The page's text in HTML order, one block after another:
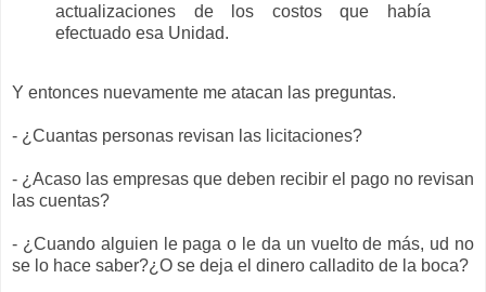
actualizaciones de los costos que había
efectuado esa Unidad.
Y entonces nuevamente me atacan las preguntas.
- ¿Cuantas personas revisan las licitaciones?
- ¿Acaso las empresas que deben recibir el pago no revisan
las cuentas?
- ¿Cuando alguien le paga o le da un vuelto de más, ud no
se lo hace saber?¿O se deja el dinero calladito de la boca?